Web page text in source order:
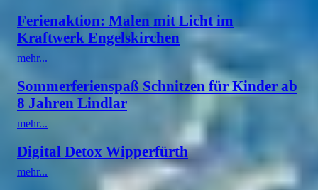
Ferienaktion: Malen mit Licht im
Kraftwerk Engelskirchen
mehr...
Sommerferienspaß Schnitzen für Kinder ab
8 Jahren Lindlar
mehr...
Digital Detox Wipperfürth
mehr...